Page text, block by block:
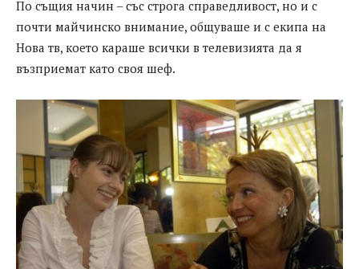
По същия начин – със строга справедливост, но и с
почти майчинско внимание, общуваше и с екипа на
Нова тв, което караше всички в телевизията да я
възприемат като своя шеф.